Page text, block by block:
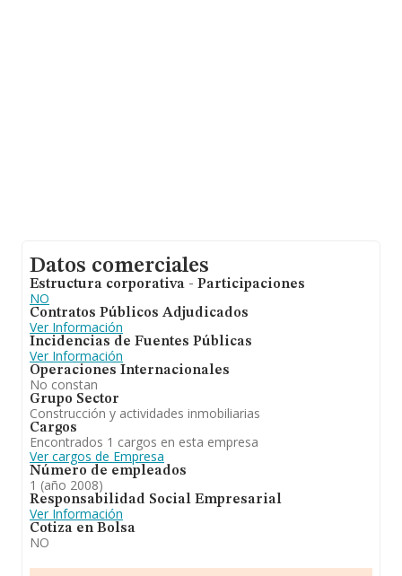
Datos comerciales
Estructura corporativa - Participaciones
NO
Contratos Públicos Adjudicados
Ver Información
Incidencias de Fuentes Públicas
Ver Información
Operaciones Internacionales
No constan
Grupo Sector
Construcción y actividades inmobiliarias
Cargos
Encontrados 1 cargos en esta empresa
Ver cargos de Empresa
Número de empleados
1 (año 2008)
Responsabilidad Social Empresarial
Ver Información
Cotiza en Bolsa
NO